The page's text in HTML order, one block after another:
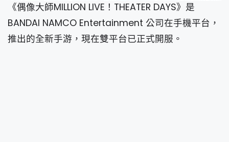
《偶像大師MILLION LIVE！THEATER DAYS》是
BANDAI NAMCO Entertainment 公司在手機平台，
推出的全新手游，現在雙平台已正式開服。